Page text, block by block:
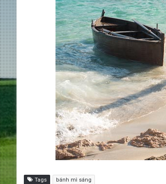
Tags bánh mì sáng